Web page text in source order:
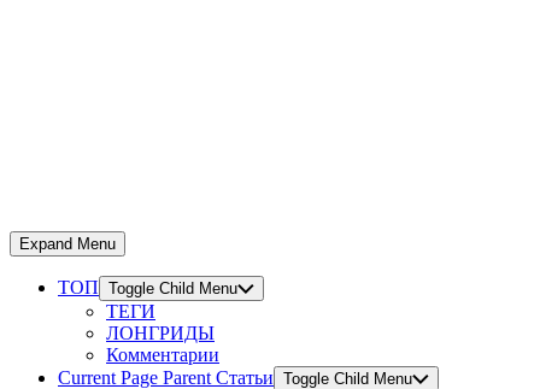
Expand Menu
ТОП Toggle Child Menu
ТЕГИ
ЛОНГРИДЫ
Комментарии
Current Page Parent Статьи Toggle Child Menu